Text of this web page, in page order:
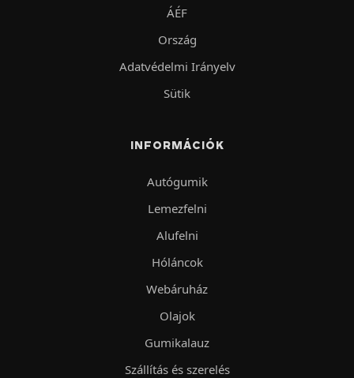
ÁÉF
Ország
Adatvédelmi Irányelv
Sütik
INFORMÁCIÓK
Autógumik
Lemezfelni
Alufelni
Hóláncok
Webáruház
Olajok
Gumikalauz
Szállítás és szerelés